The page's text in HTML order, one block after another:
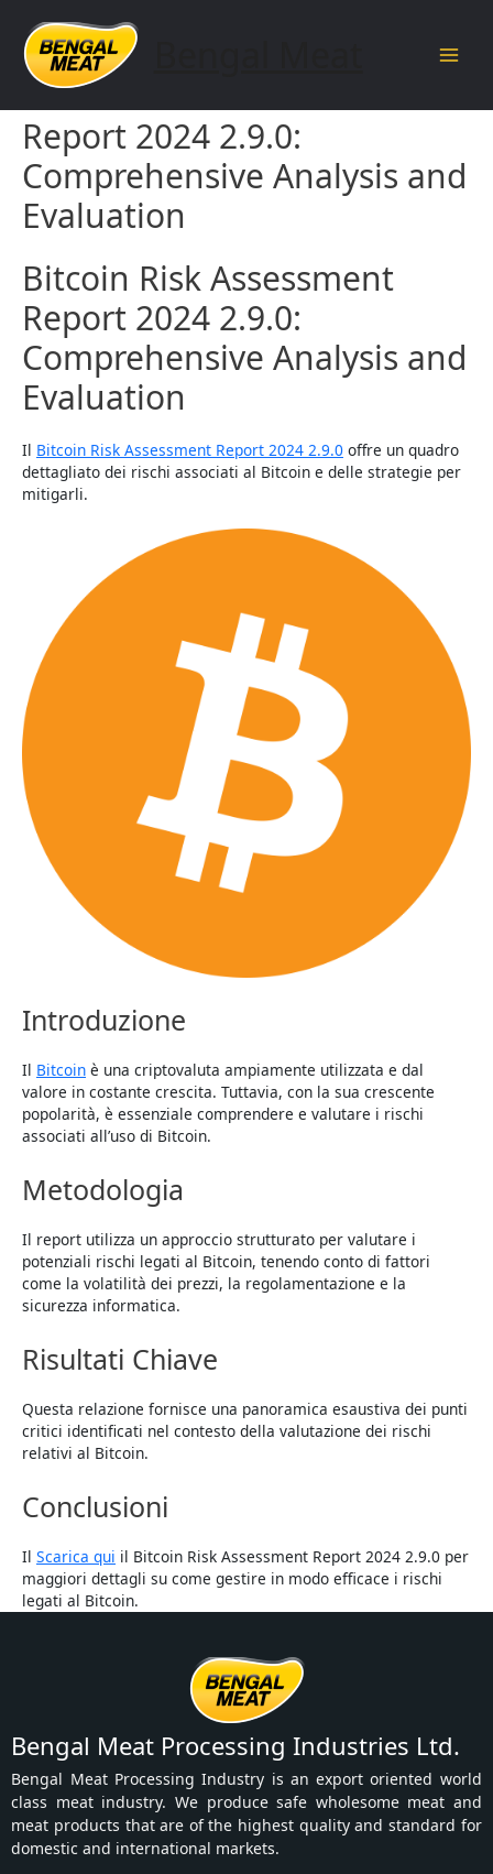
content
Bitcoin Risk Assessment
Report 2024 2.9.0:
Comprehensive Analysis and
Evaluation
Bitcoin Risk Assessment
Report 2024 2.9.0:
Comprehensive Analysis and
Evaluation
Il Bitcoin Risk Assessment Report 2024 2.9.0 offre un quadro
dettagliato dei rischi associati al Bitcoin e delle strategie per
mitigarli.
Introduzione
Il Bitcoin è una criptovaluta ampiamente utilizzata e dal
valore in costante crescita. Tuttavia, con la sua crescente
popolarità, è essenziale comprendere e valutare i rischi
associati all’uso di Bitcoin.
Metodologia
Il report utilizza un approccio strutturato per valutare i
potenziali rischi legati al Bitcoin, tenendo conto di fattori
come la volatilità dei prezzi, la regolamentazione e la
sicurezza informatica.
Risultati Chiave
Questa relazione fornisce una panoramica esaustiva dei punti
critici identificati nel contesto della valutazione dei rischi
relativi al Bitcoin.
Conclusioni
Il Scarica qui il Bitcoin Risk Assessment Report 2024 2.9.0 per
maggiori dettagli su come gestire in modo efficace i rischi
legati al Bitcoin.
Bengal Meat Processing Industries Ltd.
Bengal Meat Processing Industry is an export oriented world
class meat industry. We produce safe wholesome meat and
meat products that are of the highest quality and standard for
domestic and international markets.